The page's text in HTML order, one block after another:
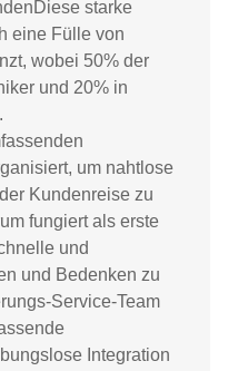
starke
eine Fülle von
wobei 50% der
und 20% in
um nahtlose
Kundenreise zu
fungiert als erste
und
und Bedenken zu
Service-Team
Integration